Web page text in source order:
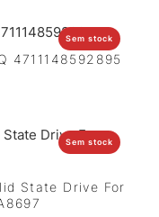
Sem stock
4711148592895
Sem stock
State Drive For